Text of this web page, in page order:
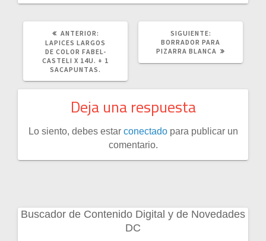
ANTERIOR:
ANTERIOR:
LAPICES LARGOS
DE COLOR FABEL-
CASTELI X 14U. + 1
SACAPUNTAS.
SIGUIENTE:
POST:
BORRADOR PARA
PIZARRA BLANCA
Deja una respuesta
Lo siento, debes estar conectadopara publicar un
comentario.
Buscador de Contenido Digital y de Novedades
DC